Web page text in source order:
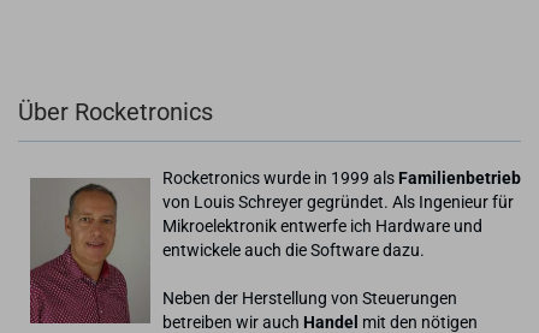
Über Rocketronics
Rocketronics wurde in 1999 als Familienbetrieb
von Louis Schreyer gegründet. Als Ingenieur für
Mikroelektronik entwerfe ich Hardware und
entwickele auch die Software dazu.
Neben der Herstellung von Steuerungen
betreiben wir auch Handel mit den nötigen